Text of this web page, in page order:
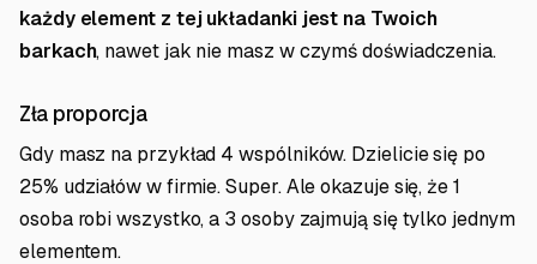
każdy element z tej układanki jest na Twoich
barkach, nawet jak nie masz w czymś doświadczenia.
Zła proporcja
Gdy masz na przykład 4 wspólników. Dzielicie się po
25% udziałów w firmie. Super. Ale okazuje się, że 1
osoba robi wszystko, a 3 osoby zajmują się tylko jednym
elementem.